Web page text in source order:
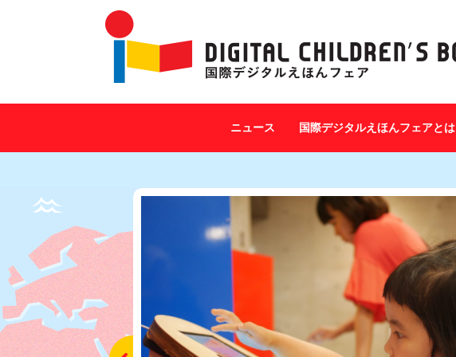
ニュース 国際デジタルえほんフェアとは